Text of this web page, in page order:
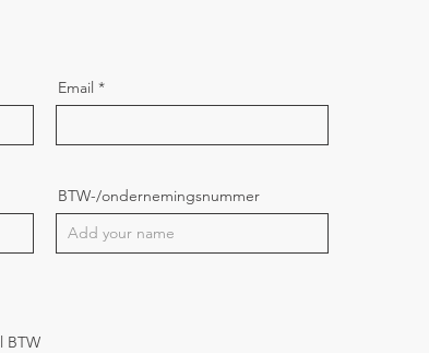
Email
BTW-/ondernemingsnummer
incl BTW